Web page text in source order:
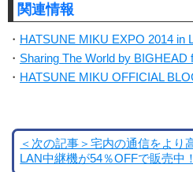
関連情報
・ HATSUNE MIKU EXPO 2014 in
・ Sharing The World by
・ HATSUNE MIKU OFFICIAL
＜次の記事＞宅内の通信をより
LAN中継機が54％OFFで販売中！